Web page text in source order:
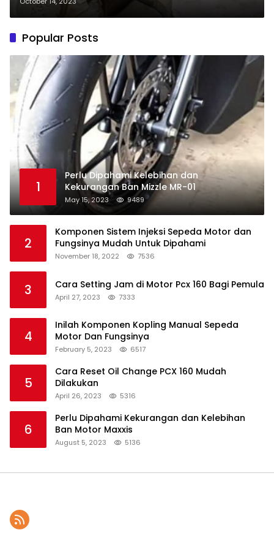
Popular Posts
1
Perlu Dipahami Kelebihan dan
Kekurangan Ban Mizzle MR-01
May 15, 2023 9489
2
Komponen Sistem Injeksi Sepeda Motor dan
Fungsinya Mudah Untuk Dipahami
November 18, 2022 7536
3 Cara Setting Jam di Motor Pcx 160 Bagi Pemula
April 27, 2023 7333
4
Inilah Komponen Kopling Manual Sepeda
Motor Dan Fungsinya
February 5, 2023 6517
5
Cara Reset Oil Change PCX 160 Mudah
Dilakukan
April 26, 2023 5316
6
Perlu Dipahami Kekurangan dan Kelebihan
Ban Motor Maxxis
August 5, 2023 5136